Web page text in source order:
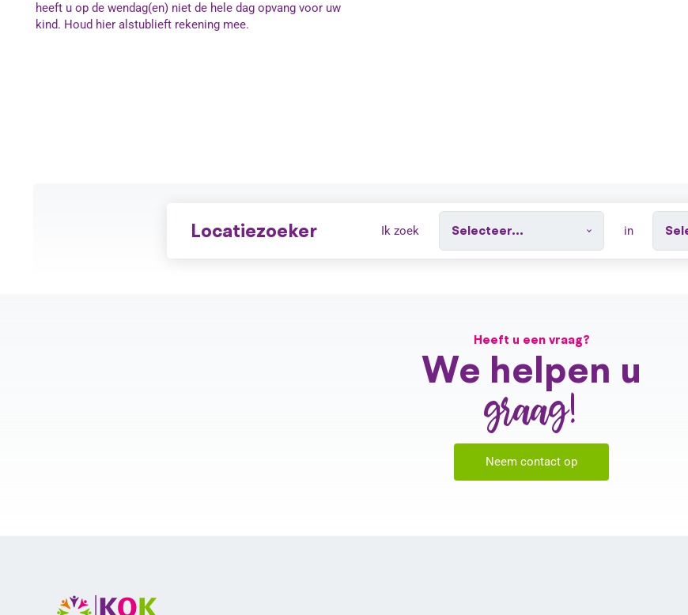
heeft u op de wendag(en) niet de hele dag opvang voor uw
kind. Houd hier alstublieft rekening mee.
Locatiezoeker Ik zoek in
Heeft u een vraag?
We helpen u
graag!
Neem contact op